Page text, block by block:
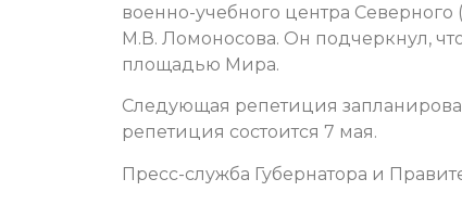
военно-учебного центра
М.В. Ломоносова. Он подчеркнул,
площадью Мира.
Следующая репетиция
репетиция состоится 7 мая.
Пресс-служба Губернатора и